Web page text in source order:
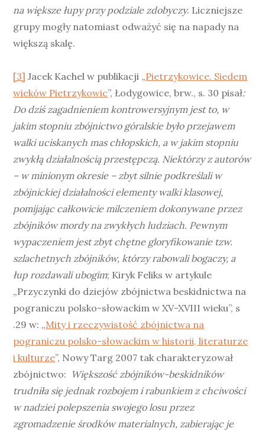
na większe łupy przy podziale zdobyczy. Liczniejsze
grupy mogły natomiast odważyć się na napady na
większą skalę.
[3] Jacek Kachel w publikacji „Pietrzykowice. Siedem
wieków Pietrzykowic”, Łodygowice, brw., s. 30 pisał:
Do dziś zagadnieniem kontrowersyjnym jest to, w
jakim stopniu zbójnictwo góralskie było przejawem
walki uciskanych mas chłopskich, a w jakim stopniu
zwykłą działalnością przestępczą. Niektórzy z autorów
– w minionym okresie – zbyt silnie podkreślali w
zbójnickiej działalności elementy walki klasowej,
pomijając całkowicie milczeniem dokonywane przez
zbójników mordy na zwykłych ludziach. Pewnym
wypaczeniem jest zbyt chętne gloryfikowanie tzw.
szlachetnych zbójników, którzy rabowali bogaczy, a
łup rozdawali ubogim; Kiryk Feliks w artykule
„Przyczynki do dziejów zbójnictwa beskidnictwa na
pograniczu polsko-słowackim w XV-XVIII wieku”, s
.29 w: „Mity i rzeczywistość zbójnictwa na
pograniczu polsko-słowackim w historii, literaturze
i kulturze”, Nowy Targ 2007 tak charakteryzował
zbójnictwo: Większość zbójników-beskidników
trudniła się jednak rozbojem i rabunkiem z chciwości
w nadziei polepszenia swojego losu przez
zgromadzenie środków materialnych, zabierając je